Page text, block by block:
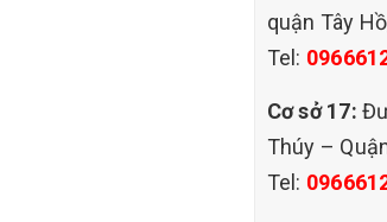
quận Tây
Tel:
Cơ sở 17:
Thúy –
Tel: